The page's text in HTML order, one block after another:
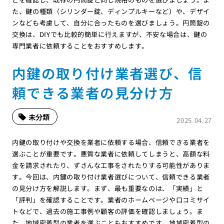
た、鍵の種類（シリンダー錠、ディンプルキーなど）や、デザイ
ンなども考慮して、自分に合ったものを選びましょう。円筒錠の
交換は、DIYでも比較的簡単に行えますが、不安な場合は、鍵の
専門業者に依頼することをおすすめします。
内鍵の取り付け業者選び、信
頼できる業者の見分け方
2025.04.27
未分類
内鍵の取り付けや交換を業者に依頼する場合、信頼できる業者を
選ぶことが重要です。悪質な業者に依頼してしまうと、高額な料
金を請求されたり、ずさんな工事をされたりする可能性がありま
す。今回は、内鍵の取り付け業者選びについて、信頼できる業者
の見分け方を解説します。まず、最も重要なのは、「実績」と
「評判」を確認することです。業者のホームページや口コミサイ
トなどで、過去の施工事例や顧客の評価を確認しましょう。ま